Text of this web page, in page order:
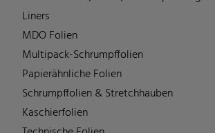
Liners
MDO Folien
Multipack-Schrumpffolien
Papierähnliche Folien
Schrumpffolien & Stretchhauben
Kaschierfolien